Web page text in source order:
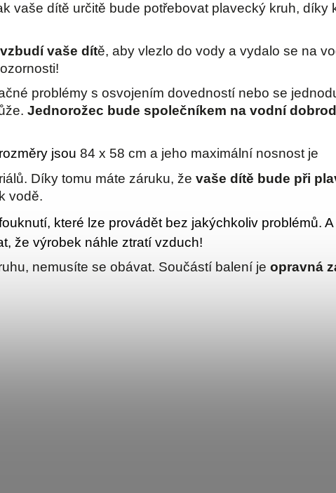
vaše dítě určitě bude potřebovat plavecký kruh, díky
vaše dítě, aby vlezlo do vody a vydalo se na
problémy s osvojením dovedností nebo se
Jednorožec bude společníkem na vodní
jsou 84 x 58 cm a jeho maximální nosnost je
Díky tomu máte záruku, že vaše dítě bude při
vodě.
které lze provádět bez jakýchkoliv problémů.
že výrobek náhle ztratí vzduch!
nemusíte se obávat. Součástí balení je opravná